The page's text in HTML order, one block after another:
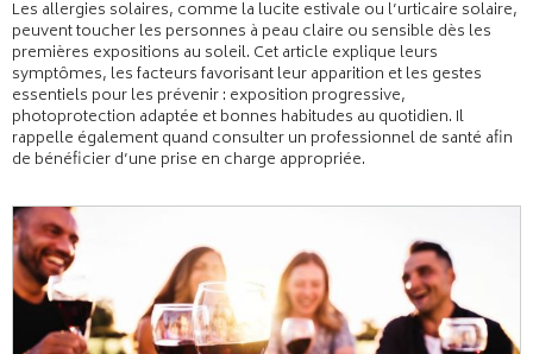
Les allergies solaires, comme la lucite estivale ou l’urticaire solaire,
peuvent toucher les personnes à peau claire ou sensible dès les
premières expositions au soleil. Cet article explique leurs
symptômes, les facteurs favorisant leur apparition et les gestes
essentiels pour les prévenir : exposition progressive,
photoprotection adaptée et bonnes habitudes au quotidien. Il
rappelle également quand consulter un professionnel de santé afin
de bénéficier d’une prise en charge appropriée.